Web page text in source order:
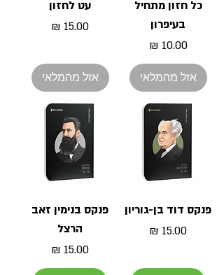
כל חזון מתחיל
בעיפרון
מחיר
‏10.00 ‏₪
אזל מהמלאי
עט לחזון
מחיר
אזל מהמלאי
פנקס דוד בן-גוריון
מחיר
פנקס בנימין זאב
הרצל
מחיר